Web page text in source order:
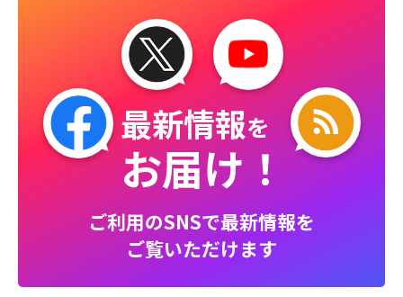
最新情報を
お届け！
ご利用のSNSで最新情報を
ご覧いただけます